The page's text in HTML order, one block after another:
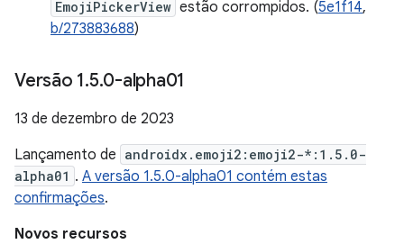
EmojiPickerView estão corrompidos. (5e1f14,
b/273883688)
Versão 1.5.0-alpha01
13 de dezembro de 2023
Lançamento de androidx.emoji2:emoji2-*:1.5.0-
alpha01 . A versão 1.5.0-alpha01 contém estas
confirmações.
Novos recursos